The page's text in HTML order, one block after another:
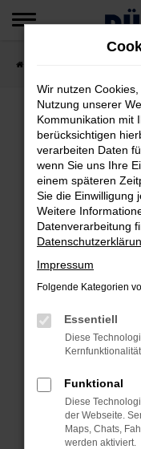
Zum
springen
FEHLER:
Beim Laden ist
Hier sind ein
Überprüfe
Laden andere
deine
Prüfe deine
Manche
können das
anderen
Fenster?
Starte dein
Wir nutzen
Nutzung unserer
Kommunikation mit
berücksichtigen
verarbeiten Daten
wenn Sie uns Ihre
einem späteren
Sie die Einwilligung
Weitere
Datenverarbeitung
Impressum
Folgende Kategorien
Essentiell
Diese
Funktional
Diese
der Webseite.
Maps, Chats,
werden aktiviert.